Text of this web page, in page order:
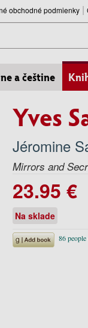
obchodné podmienky
a češtine
Yves
Jéromine
Mirrors and
23.95 €
Na sklade